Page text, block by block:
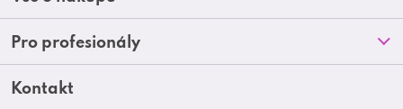
d
a
p
a
O nás
Blog
Kontakt
Doprava a platba
Obchodní podmínky
Reklamace a vrácení zboží
Pro profesionály
Akční letáky
Kontakt